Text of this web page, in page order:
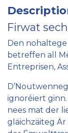
Firwat
Den
betreffen all
Entreprisen,
ignoréiert
nees mat der
gläichzäiteg Är